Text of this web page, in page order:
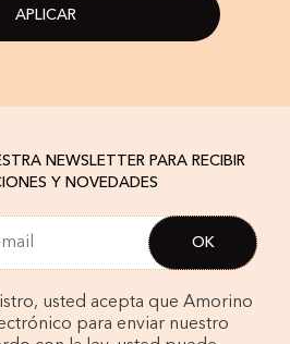
APLICAR
NEWSLETTER PARA RECIBIR
Y NOVEDADES
usted acepta que Amorino
para enviar nuestro